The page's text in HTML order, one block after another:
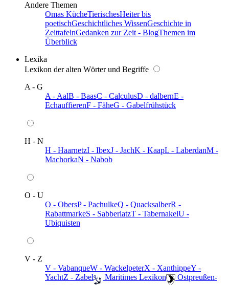
Andere Themen
Omas KücheTierischesHeiter bis
poetischGeschichtliches WissenGeschichte in
ZeittafelnGedanken zur Zeit - BlogThemen im
Überblick
Lexika
Lexikon der alten Wörter und Begriffe
A - G
A - AalB - BaasC - CalculusD - dalbernE -
EchauffierenF - FäheG - Gabelfrühstück
H - N
H - HaarnetzI - IbexJ - JachK - KaapL - LaberdanM -
MachorkaN - Nabob
O - U
O - ObersP - PachulkeQ - QuacksalberR -
RabattmarkeS - SabberlatzT - TabernakelU -
Ubiquisten
V - Z
V - VabanqueW - WackelpeterX - XanthippeY -
YachtZ - Zabel ️ Maritimes Lexikon
️ Ostpreußen-